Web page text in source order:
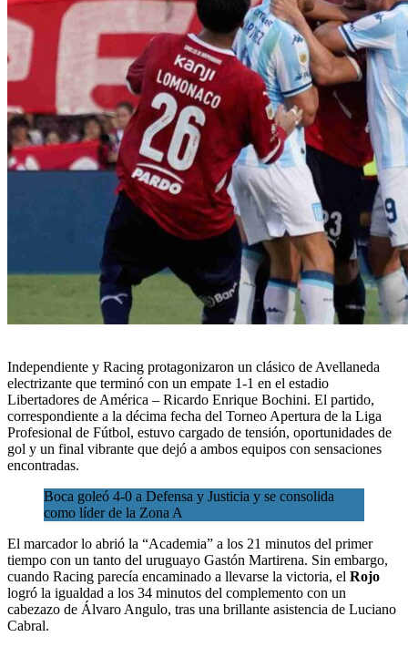
Independiente y Racing protagonizaron un clásico de Avellaneda
electrizante que terminó con un empate 1-1 en el estadio
Libertadores de América – Ricardo Enrique Bochini. El partido,
correspondiente a la décima fecha del Torneo Apertura de la Liga
Profesional de Fútbol, estuvo cargado de tensión, oportunidades de
gol y un final vibrante que dejó a ambos equipos con sensaciones
encontradas.
Boca goleó 4-0 a Defensa y Justicia y se consolida
como líder de la Zona A
El marcador lo abrió la “Academia” a los 21 minutos del primer
tiempo con un tanto del uruguayo Gastón Martirena. Sin embargo,
cuando Racing parecía encaminado a llevarse la victoria, el Rojo
logró la igualdad a los 34 minutos del complemento con un
cabezazo de Álvaro Angulo, tras una brillante asistencia de Luciano
Cabral.